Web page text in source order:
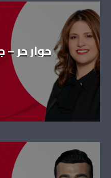
حوار حر –